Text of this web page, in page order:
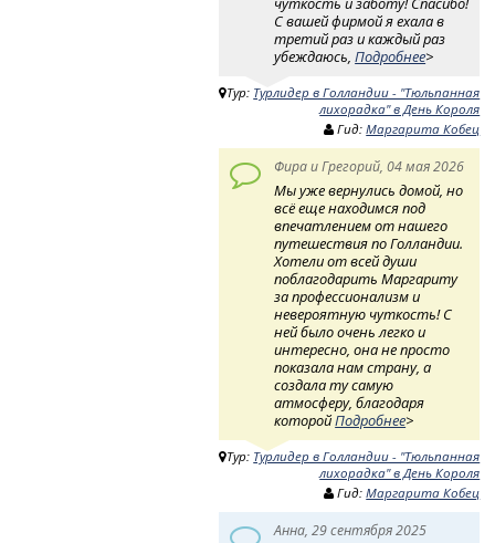
С вашей фирмой я ехала в
третий раз и каждый раз
убеждаюсь,Подробнее>
Тур: Турлидер в Голландии - "Тюльпанная
лихорадка" в День Короля
Гид:Маргарита Кобец
Фира и Грегорий, 04 мая 2026
Мы уже вернулись домой, но
всё еще находимся под
впечатлением от нашего
путешествия по Голландии.
Хотели от всей души
поблагодарить Маргариту
за профессионализм и
невероятную чуткость! ​ С
ней было очень легко и
интересно, она не просто
показала нам страну, а
создала ту самую
атмосферу, благодаря
которойПодробнее>
Тур: Турлидер в Голландии - "Тюльпанная
лихорадка" в День Короля
Гид:Маргарита Кобец
Анна, 29 сентября 2025